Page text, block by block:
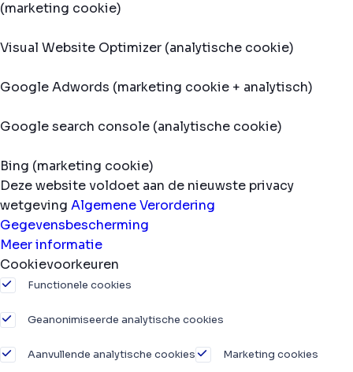
(marketing cookie)
Visual Website Optimizer (analytische cookie)
Google Adwords (marketing cookie + analytisch)
Google search console (analytische cookie)
Bing (marketing cookie)
Deze website voldoet aan de nieuwste privacy
wetgeving Algemene Verordering
Gegevensbescherming
Meer informatie
Cookievoorkeuren
Functionele cookies
Geanonimiseerde analytische cookies
Aanvullende analytische cookies Marketing cookies